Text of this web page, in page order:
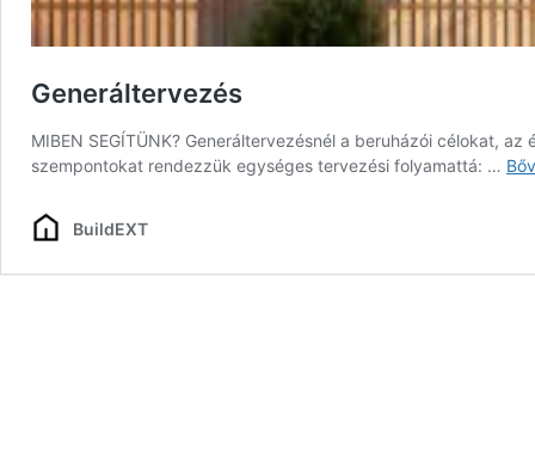
Generáltervezés
MIBEN SEGÍTÜNK? Generáltervezésnél a beruházói célokat,
szempontokat rendezzük egységes tervezési folyamattá: …
BuildEXT